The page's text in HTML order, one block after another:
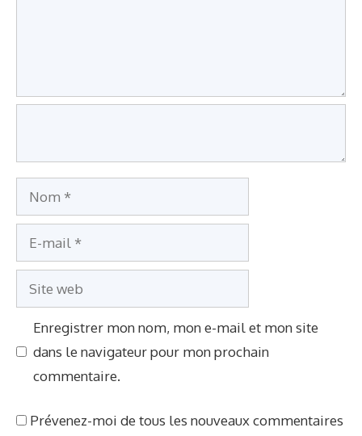
a
o
-
a
l
i
e
b
Enregistrer mon nom, mon e-mail et mon site
dans le navigateur pour mon prochain
commentaire.
Prévenez-moi de tous les nouveaux commentaires